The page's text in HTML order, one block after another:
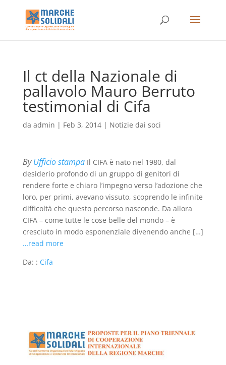
Il ct della Nazionale di
pallavolo Mauro Berruto
testimonial di Cifa
da admin | Feb 3, 2014| Notizie dai soci
ByUfficio stampaIl CIFA è nato nel 1980, dal
desiderio profondo di un gruppo di genitori di
rendere forte e chiaro l’impegno verso l’adozione che
loro, per primi, avevano vissuto, scoprendo le infinite
difficoltà che questo percorso nasconde. Da allora
CIFA – come tutte le cose belle del mondo – è
cresciuto in modo esponenziale divenendo anche […]
…read more
Da: : Cifa